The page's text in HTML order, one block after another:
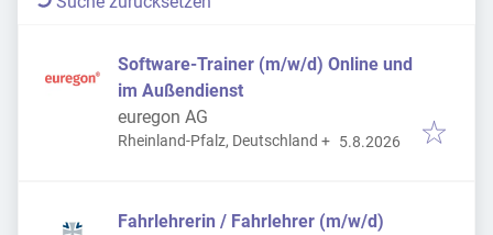
Software-Trainer (m/w/d) Online und
im Außendienst
euregon AG
Rheinland-Pfalz, Deutschland + Veröffentlicht:
5.8.2026
Fahrlehrerin / Fahrlehrer (m/w/d)